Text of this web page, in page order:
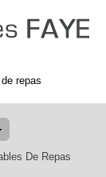
repas
De Repas